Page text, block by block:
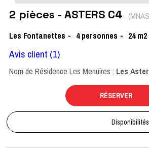
2 pièces - ASTERS C4 (
Les Fontanettes
4 personnes 24 m2
Avis client (1)
Nom de Résidence Les Menuires : Les
RÉSERVER
Disponibilités